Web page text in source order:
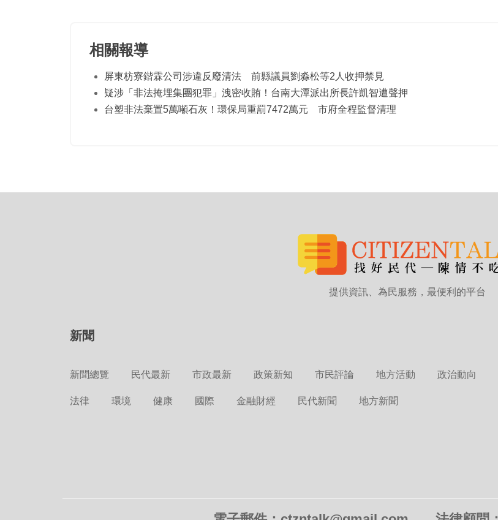
相關報導
屏東枋寮鍇霖公司涉違反廢清法 前縣議員劉淼松等2人收押禁見
疑涉「非法掩埋集團犯罪」洩密收賄！台南大潭派出所長許凱智遭聲押
台塑非法棄置5萬噸石灰！環保局重罰7472萬元 市府全程監督清理
提供資訊、為民服務，最便利的平台
新聞
新聞總覽 民代最新 市政最新 政策新知 市民評論 地方活動 政治動向
法律 環境 健康 國際 金融財經 民代新聞 地方新聞